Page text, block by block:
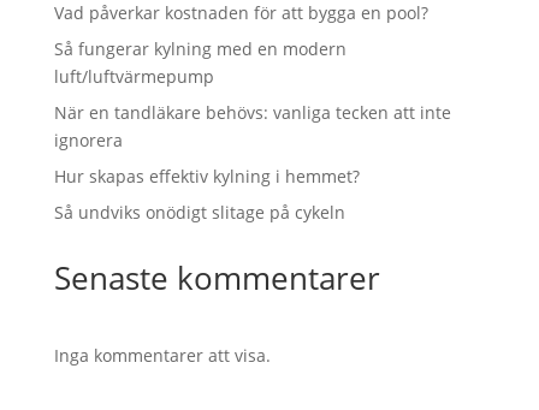
Vad påverkar kostnaden för att bygga en pool?
Så fungerar kylning med en modern
luft/luftvärmepump
När en tandläkare behövs: vanliga tecken att inte
ignorera
Hur skapas effektiv kylning i hemmet?
Så undviks onödigt slitage på cykeln
Senaste kommentarer
Inga kommentarer att visa.